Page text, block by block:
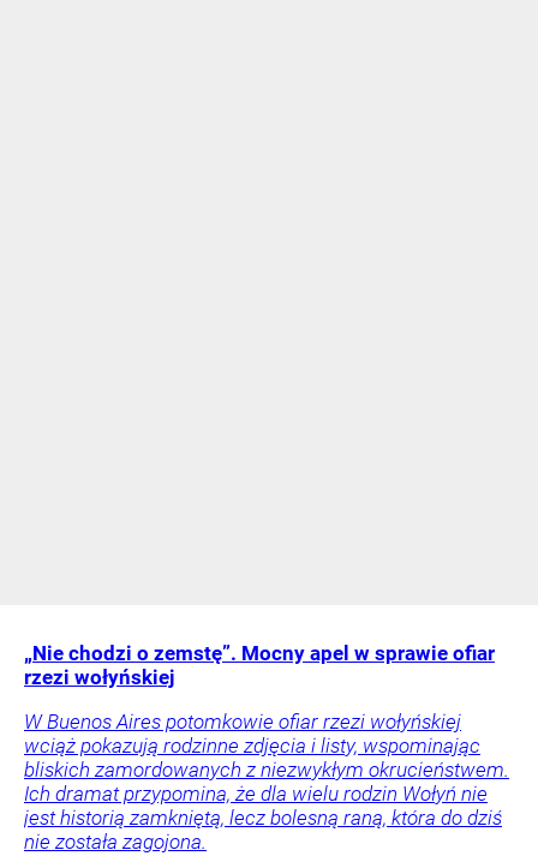
„Nie chodzi o zemstę”. Mocny apel w sprawie ofiar
rzezi wołyńskiej
W Buenos Aires potomkowie ofiar rzezi wołyńskiej
wciąż pokazują rodzinne zdjęcia i listy, wspominając
bliskich zamordowanych z niezwykłym okrucieństwem.
Ich dramat przypomina, że dla wielu rodzin Wołyń nie
jest historią zamkniętą, lecz bolesną raną, która do dziś
nie została zagojona.